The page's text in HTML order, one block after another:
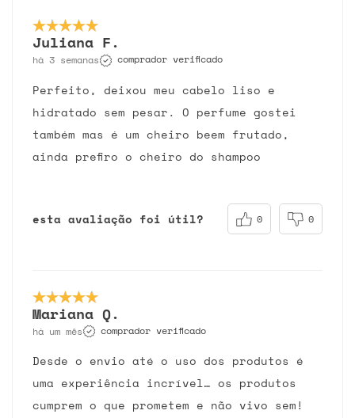
Juliana F.
há 3 semanas comprador verificado
Perfeito, deixou meu cabelo liso e
hidratado sem pesar. O perfume gostei
também mas é um cheiro beem frutado,
ainda prefiro o cheiro do shampoo
esta avaliação foi útil? 0 0
Mariana Q.
há um mês comprador verificado
Desde o envio até o uso dos produtos é
uma experiência incrível… os produtos
cumprem o que prometem e não vivo sem!